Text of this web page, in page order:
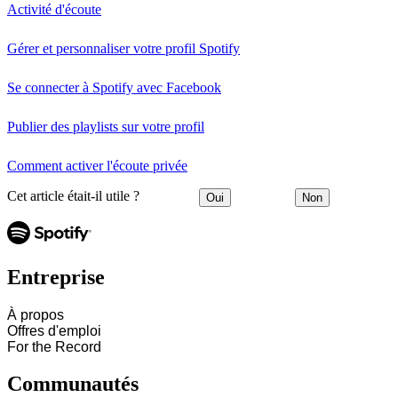
Activité d'écoute
Gérer et personnaliser votre profil Spotify
Se connecter à Spotify avec Facebook
Publier des playlists sur votre profil
Comment activer l'écoute privée
Cet article était-il utile ? Oui Non
Entreprise
À propos
Offres d'emploi
For the Record
Communautés